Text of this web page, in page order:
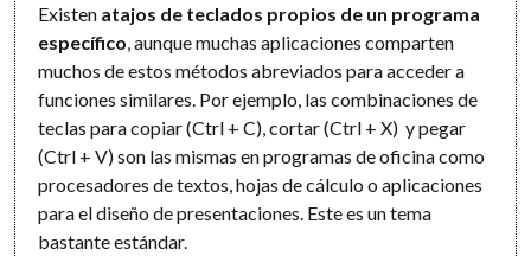
Existen atajos de teclados propios de un programa
específico , aunque muchas aplicaciones comparten
muchos de estos métodos abreviados para acceder a
funciones similares. Por ejemplo, las combinaciones de
teclas para copiar (Ctrl + C), cortar (Ctrl + X) y pegar
(Ctrl + V) son las mismas en programas de oficina como
procesadores de textos, hojas de cálculo o aplicaciones
para el diseño de presentaciones. Este es un tema
bastante estándar.